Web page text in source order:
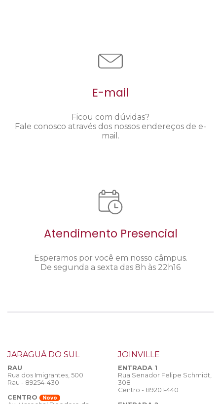
E-mail
Ficou com dúvidas?
Fale conosco através dos nossos endereços de e-
mail.
Atendimento Presencial
Esperamos por você em nosso câmpus.
De segunda a sexta das 8h às 22h16
JARAGUÁ DO SUL
RAU
Rua dos Imigrantes, 500
Rau - 89254-430
CENTRO
Novo
JOINVILLE
ENTRADA 1
Rua Senador Felipe Schmidt,
308
Centro - 89201-440